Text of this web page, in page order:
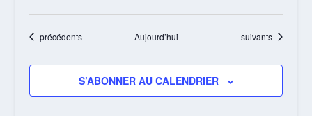
Évènements
précédents Aujourd’hui Évènements
suivants
S’ABONNER AU CALENDRIER